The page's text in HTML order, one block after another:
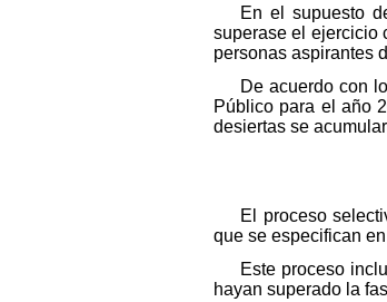
En el supuesto
superase el ejercicio
personas aspirantes
De acuerdo con
Público para el año
desiertas se
El proceso
que se especifican
Este proceso
hayan superado la